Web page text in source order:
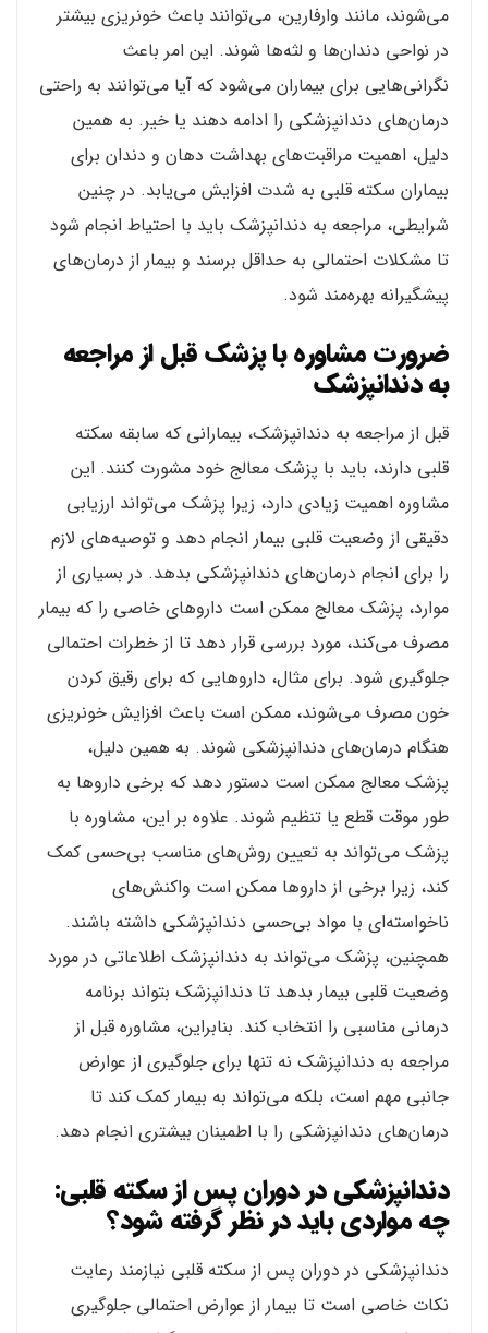
می‌شوند، مانند وارفارین، می‌توانند باعث خونریزی بیشتر
در نواحی دندان‌ها و لثه‌ها شوند. این امر باعث
نگرانی‌هایی برای بیماران می‌شود که آیا می‌توانند به راحتی
درمان‌های دندانپزشکی را ادامه دهند یا خیر. به همین
دلیل، اهمیت مراقبت‌های بهداشت دهان و دندان برای
بیماران سکته قلبی به شدت افزایش می‌یابد. در چنین
شرایطی، مراجعه به دندانپزشک باید با احتیاط انجام شود
تا مشکلات احتمالی به حداقل برسند و بیمار از درمان‌های
پیشگیرانه بهره‌مند شود.
ضرورت مشاوره با پزشک قبل از مراجعه
به دندانپزشک
قبل از مراجعه به دندانپزشک، بیمارانی که سابقه سکته
قلبی دارند، باید با پزشک معالج خود مشورت کنند. این
مشاوره اهمیت زیادی دارد، زیرا پزشک می‌تواند ارزیابی
دقیقی از وضعیت قلبی بیمار انجام دهد و توصیه‌های لازم
را برای انجام درمان‌های دندانپزشکی بدهد. در بسیاری از
موارد، پزشک معالج ممکن است داروهای خاصی را که بیمار
مصرف می‌کند، مورد بررسی قرار دهد تا از خطرات احتمالی
جلوگیری شود. برای مثال، داروهایی که برای رقیق کردن
خون مصرف می‌شوند، ممکن است باعث افزایش خونریزی
هنگام درمان‌های دندانپزشکی شوند. به همین دلیل،
پزشک معالج ممکن است دستور دهد که برخی داروها به
طور موقت قطع یا تنظیم شوند. علاوه بر این، مشاوره با
پزشک می‌تواند به تعیین روش‌های مناسب بی‌حسی کمک
کند، زیرا برخی از داروها ممکن است واکنش‌های
ناخواسته‌ای با مواد بی‌حسی دندانپزشکی داشته باشند.
همچنین، پزشک می‌تواند به دندانپزشک اطلاعاتی در مورد
وضعیت قلبی بیمار بدهد تا دندانپزشک بتواند برنامه
درمانی مناسبی را انتخاب کند. بنابراین، مشاوره قبل از
مراجعه به دندانپزشک نه تنها برای جلوگیری از عوارض
جانبی مهم است، بلکه می‌تواند به بیمار کمک کند تا
درمان‌های دندانپزشکی را با اطمینان بیشتری انجام دهد.
دندانپزشکی در دوران پس از سکته قلبی:
چه مواردی باید در نظر گرفته شود؟
دندانپزشکی در دوران پس از سکته قلبی نیازمند رعایت
نکات خاصی است تا بیمار از عوارض احتمالی جلوگیری